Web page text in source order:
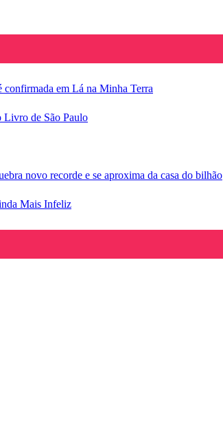
em Lá na Minha Terra
Livro de São Paulo
novo recorde e se aproxima da casa do bilhão
Mais Infeliz